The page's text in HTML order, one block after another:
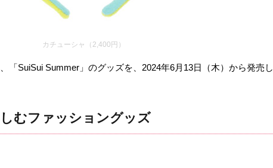
カチューシャ（2,400円）
「SuiSui Summer」のグッズを、2024年6月13日（木）から発売し
むファッショングッズ